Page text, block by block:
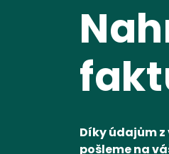
Díky údajům
pošleme na